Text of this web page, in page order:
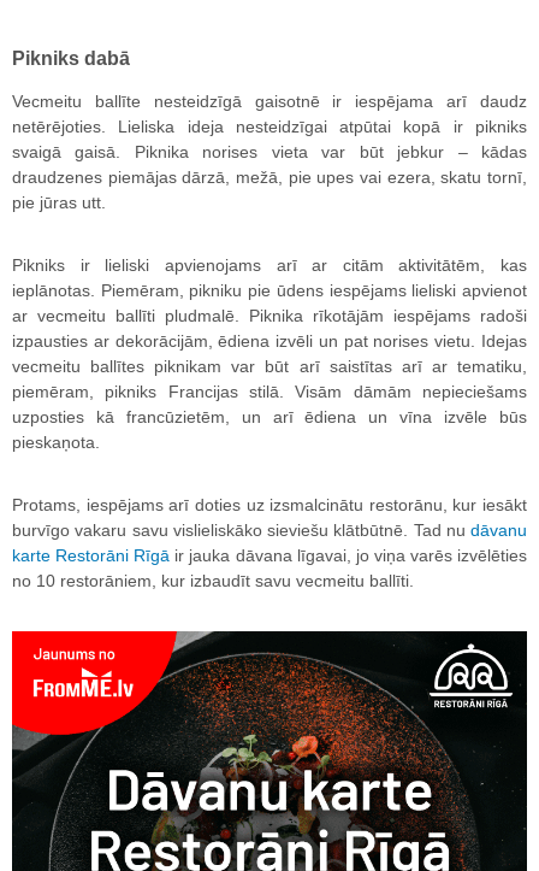
Pikniks dabā
Vecmeitu ballīte nesteidzīgā gaisotnē ir iespējama arī daudz
netērējoties. Lieliska ideja nesteidzīgai atpūtai kopā ir pikniks
svaigā gaisā. Piknika norises vieta var būt jebkur – kādas
draudzenes piemājas dārzā, mežā, pie upes vai ezera, skatu tornī,
pie jūras utt.
Pikniks ir lieliski apvienojams arī ar citām aktivitātēm, kas
ieplānotas. Piemēram, pikniku pie ūdens iespējams lieliski apvienot
ar vecmeitu ballīti pludmalē. Piknika rīkotājām iespējams radoši
izpausties ar dekorācijām, ēdiena izvēli un pat norises vietu. Idejas
vecmeitu ballītes piknikam var būt arī saistītas arī ar tematiku,
piemēram, pikniks Francijas stilā. Visām dāmām nepieciešams
uzposties kā francūzietēm, un arī ēdiena un vīna izvēle būs
pieskaņota.
Protams, iespējams arī doties uz izsmalcinātu restorānu, kur iesākt
burvīgo vakaru savu vislieliskāko sieviešu klātbūtnē. Tad nu dāvanu
karte Restorāni Rīgā ir jauka dāvana līgavai, jo viņa varēs izvēlēties
no 10 restorāniem, kur izbaudīt savu vecmeitu ballīti.